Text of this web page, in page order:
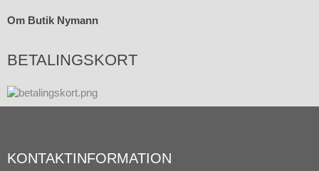
Om Butik Nymann
BETALINGSKORT
KONTAKTINFORMATION